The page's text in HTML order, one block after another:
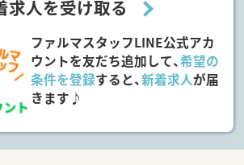
求人を受け取る
ファルマスタッフLINE公式アカ
ウントを友だち追加して、希望の
条件を登録すると、新着求人が届
きます♪